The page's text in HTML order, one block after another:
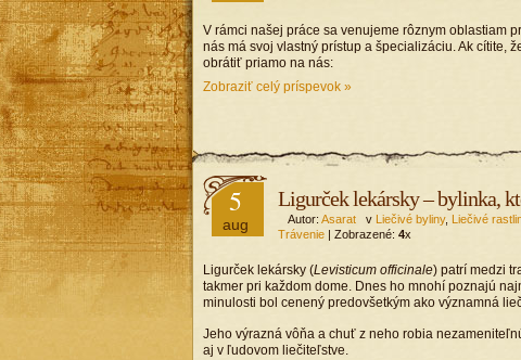
V rámci našej práce sa venujeme rôznym oblastiam
nás má svoj vlastný prístup a špecializáciu. Ak cítite,
obrátiť priamo na nás:
Zobraziť celý príspevok »
5
aug
Ligurček lekársky – bylinka,
Autor: Asarat v Liečivé byliny, Liečivé
Trávenie | Zobrazené: 4x
Ligurček lekársky (Levisticum officinale) patrí medzi
takmer pri každom dome. Dnes ho mnohí poznajú
minulosti bol cenený predovšetkým ako významná
Jeho výrazná vôňa a chuť z neho robia
aj v ľudovom liečiteľstve.